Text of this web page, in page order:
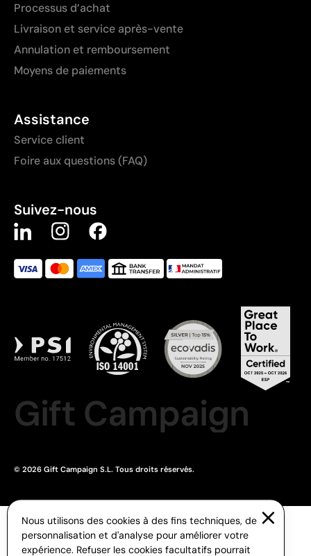
Processus d’achat
Livraison et service après-vente
Annulation et remboursement
Moyens de paiements
Assistance
Service client
Foire aux questions (FAQ)
Suivez-nous
Gift Campaign
© 2026 Gift Campaign S.L. Tous droits réservés.
Nous utilisons des cookies à des fins techniques, de
personnalisation et d'analyse pour améliorer votre
expérience. Refuser les cookies facultatifs pourrait